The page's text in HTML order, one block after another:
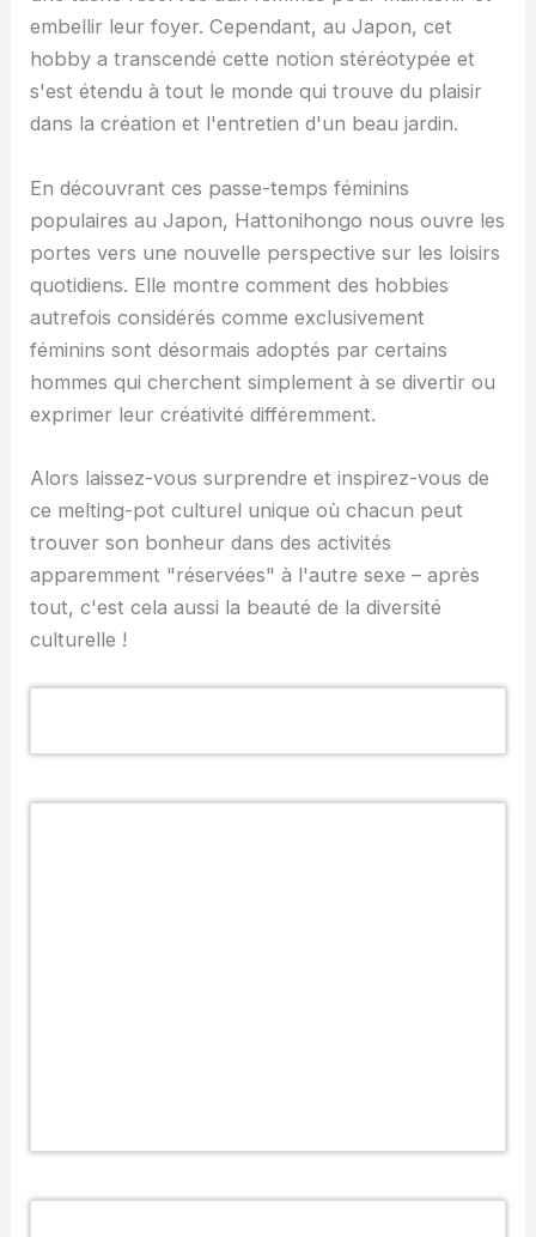
embellir leur foyer. Cependant, au Japon, cet
hobby a transcendé cette notion stéréotypée et
s'est étendu à tout le monde qui trouve du plaisir
dans la création et l'entretien d'un beau jardin.
En découvrant ces passe-temps féminins
populaires au Japon, Hattonihongo nous ouvre les
portes vers une nouvelle perspective sur les loisirs
quotidiens. Elle montre comment des hobbies
autrefois considérés comme exclusivement
féminins sont désormais adoptés par certains
hommes qui cherchent simplement à se divertir ou
exprimer leur créativité différemment.
Alors laissez-vous surprendre et inspirez-vous de
ce melting-pot culturel unique où chacun peut
trouver son bonheur dans des activités
apparemment "réservées" à l'autre sexe – après
tout, c'est cela aussi la beauté de la diversité
culturelle !